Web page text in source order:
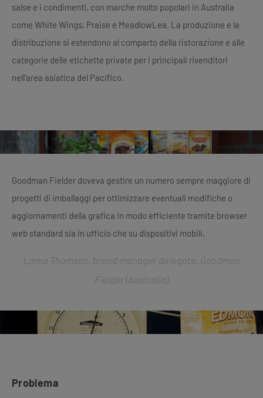
salse e i condimenti, con marche molto popolari in Australia
come White Wings, Praise e MeadlowLea. La produzione e la
distribuzione si estendono al comparto della ristorazione e alle
categorie delle etichette private per i principali rivenditori
nell’area asiatica del Pacifico.
Goodman Fielder doveva gestire un numero sempre maggiore di
progetti di imballaggi per ottimizzare eventuali modifiche o
aggiornamenti della grafica in modo efficiente tramite browser
web standard sia in ufficio che su dispositivi mobili.
Lorna Thomson, brand manager delegato, Goodman
Fielder (Australia)
Problema